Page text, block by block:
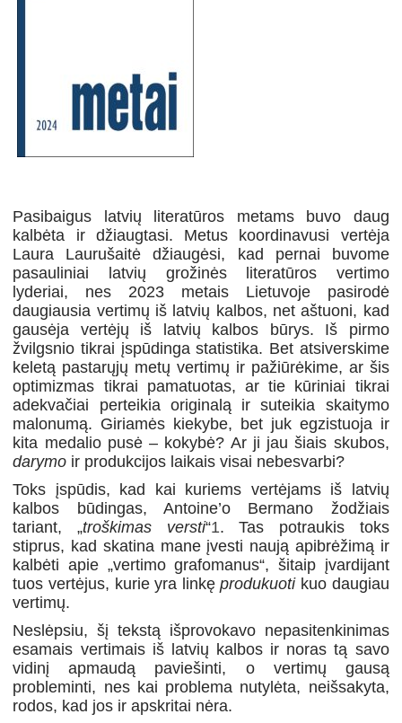
Pasibaigus latvių literatūros metams buvo daug
kalbėta ir džiaugtasi. Metus koordinavusi vertėja
Laura Laurušaitė džiaugėsi, kad pernai buvome
pasauliniai latvių grožinės literatūros vertimo
lyderiai, nes 2023 metais Lietuvoje pasirodė
daugiausia vertimų iš latvių kalbos, net aštuoni, kad
gausėja vertėjų iš latvių kalbos būrys. Iš pirmo
žvilgsnio tikrai įspūdinga statistika. Bet atsiverskime
keletą pastarųjų metų vertimų ir pažiūrėkime, ar šis
optimizmas tikrai pamatuotas, ar tie kūriniai tikrai
adekvačiai perteikia originalą ir suteikia skaitymo
malonumą. Giriamės kiekybe, bet juk egzistuoja ir
kita medalio pusė – kokybė? Ar ji jau šiais skubos,
darymo ir produkcijos laikais visai nebesvarbi?
Toks įspūdis, kad kai kuriems vertėjams iš latvių
kalbos būdingas, Antoine’o Bermano žodžiais
tariant, „troškimas versti“1. Tas potraukis toks
stiprus, kad skatina mane įvesti naują apibrėžimą ir
kalbėti apie „vertimo grafomanus“, šitaip įvardijant
tuos vertėjus, kurie yra linkęprodukuotikuo daugiau
vertimų.
Neslėpsiu, šį tekstą išprovokavo nepasitenkinimas
esamais vertimais iš latvių kalbos ir noras tą savo
vidinį apmaudą paviešinti, o vertimų gausą
probleminti, nes kai problema nutylėta, neišsakyta,
rodos, kad jos ir apskritai nėra.